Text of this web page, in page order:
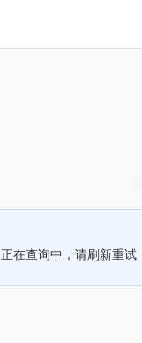
正在查询中，请刷新重试